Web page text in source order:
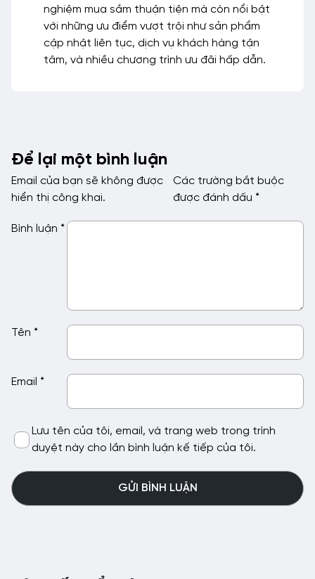
nghiệm mua sắm thuận tiện mà còn nổi bật
với những ưu điểm vượt trội như sản phẩm
cập nhật liên tục, dịch vụ khách hàng tận
tâm, và nhiều chương trình ưu đãi hấp dẫn.
Để lại một bình luận
Email của bạn sẽ không được
hiển thị công khai.
Các trường bắt buộc
được đánh dấu *
Bình luận *
Tên *
Email *
Lưu tên của tôi, email, và trang web trong trình
duyệt này cho lần bình luận kế tiếp của tôi.